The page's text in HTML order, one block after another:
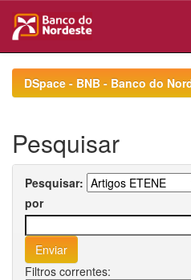
navigationDSpace - BNB - Banco do
Pesquisar
Pesquisar:
por
Filtros correntes: